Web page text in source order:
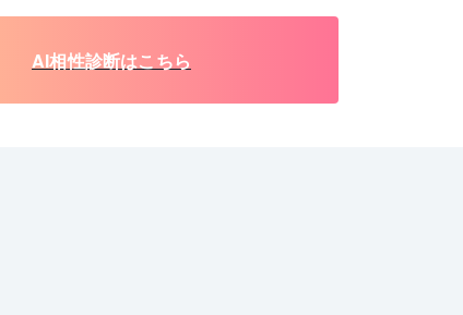
AI相性診断はこちら